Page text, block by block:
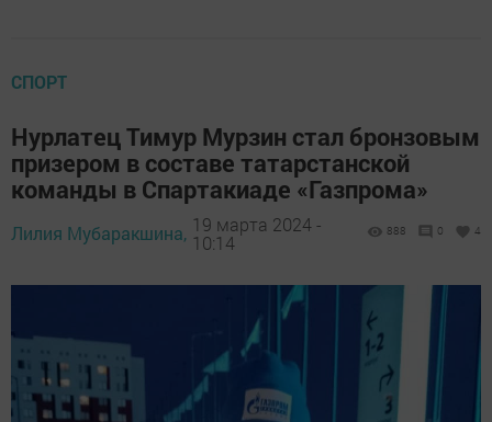
СПОРТ
Нурлатец Тимур Мурзин стал бронзовым
призером в составе татарстанской
команды в Спартакиаде «Газпрома»
Лилия Мубаракшина, 19 марта 2024 -
10:14
888 0 4